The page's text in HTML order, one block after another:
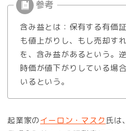
含み益とは：保有する有価
も値上がりし、もし売却す
を、含み益があるという。
時価が値下がりしている場
いるという。
起業家のイーロン・マスク 氏は